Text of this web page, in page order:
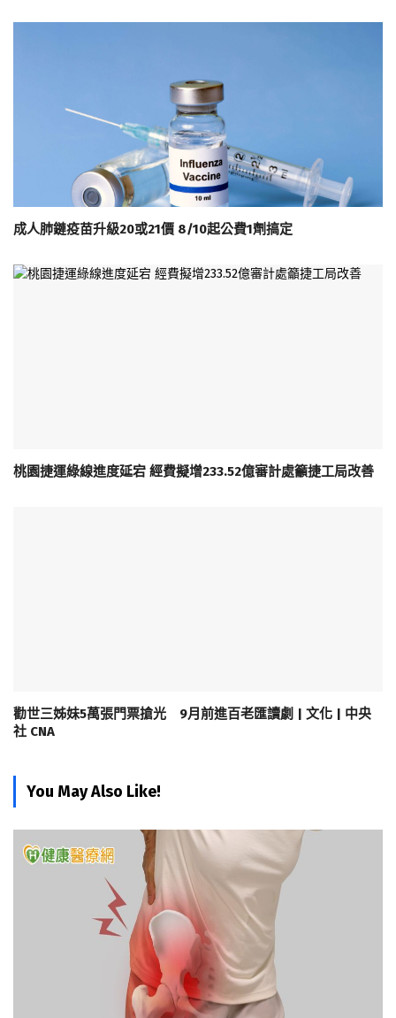
成人肺鏈疫苗升級20或21價 8/10起公費1劑搞定
桃園捷運綠線進度延宕 經費擬增233.52億審計處籲捷工局改善
勸世三姊妹5萬張門票搶光 9月前進百老匯讀劇 | 文化 | 中央
社 CNA
You May Also Like!